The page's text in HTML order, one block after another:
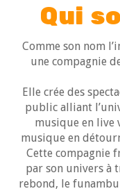
Qui
Comme son nom
une compagnie
Elle crée des
public alliant
musique en live
musique en
Cette compagnie
par son univers à
rebond, le